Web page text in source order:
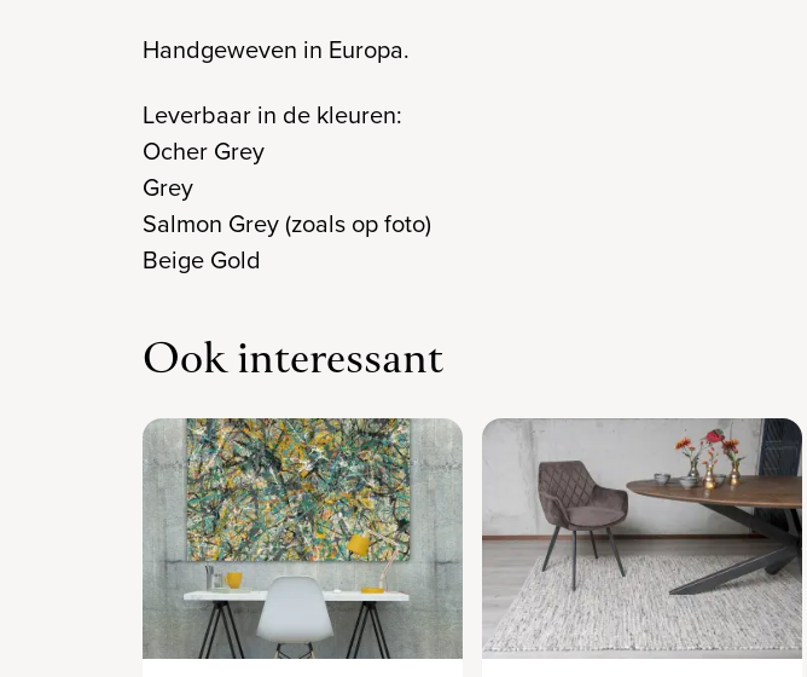
Handgeweven in Europa.
Leverbaar in de kleuren:
Ocher Grey
Grey
Salmon Grey (zoals op foto)
Beige Gold
Ook interessant